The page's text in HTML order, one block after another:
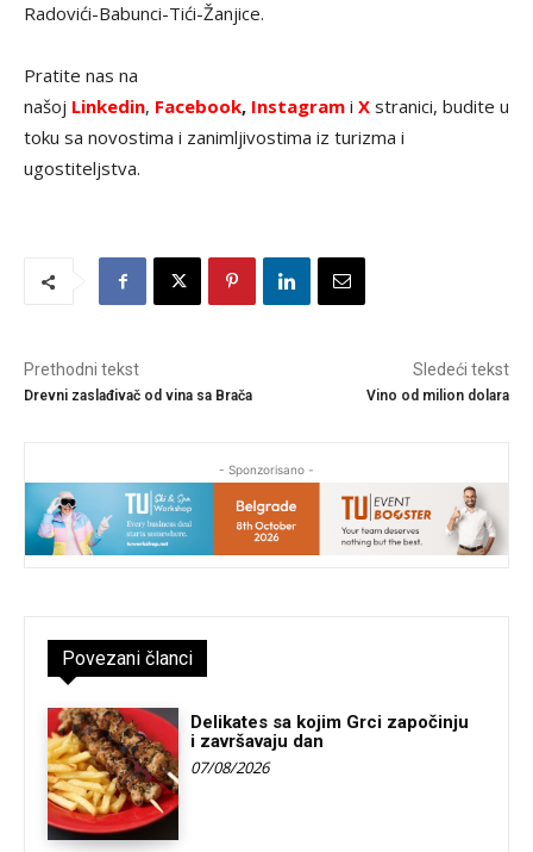
Radovići-Babunci-Tići-Žanjice.
Pratite nas na
našoj Linkedin, Facebook, Instagram i X stranici, budite u
toku sa novostima i zanimljivostima iz turizma i
ugostiteljstva.
Prethodni tekst
Drevni zaslađivač od vina sa Brača
Sledeći tekst
Vino od milion dolara
- Sponzorisano -
Povezani članci
Delikates sa kojim Grci započinju
i završavaju dan
07/08/2026